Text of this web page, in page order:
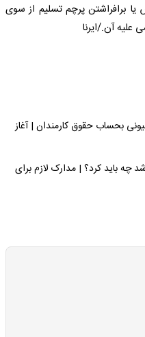
برافراشتن پرچم تسلیم از سوی
آن./ایرنا
دولت با واریزی 4 میلیونی بحساب حقوق کارمندان | آغاز
چه باید کرد؟ | مدارک لازم برای